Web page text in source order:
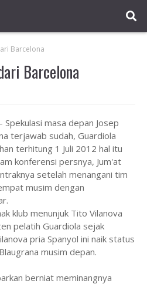
Barcelona
Barcelona
- Spekulasi masa depan Josep
terjawab sudah, Guardiola
terhitung 1 Juli 2012 hal itu
konferensi persnya, Jum'at
setelah menangani tim
musim dengan
klub menunjuk Tito Vilanova
pelatih Guardiola sejak
pria Spanyol ini naik status
musim depan.
berniat meminangnya